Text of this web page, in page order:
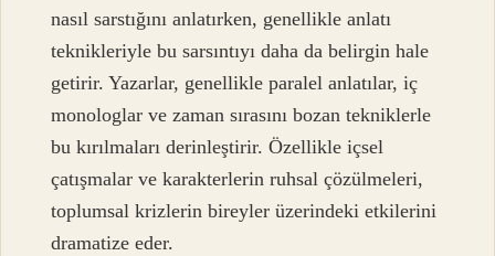
nasıl sarstığını anlatırken, genellikle anlatı
teknikleriyle bu sarsıntıyı daha da belirgin hale
getirir. Yazarlar, genellikle paralel anlatılar, iç
monologlar ve zaman sırasını bozan tekniklerle
bu kırılmaları derinleştirir. Özellikle içsel
çatışmalar ve karakterlerin ruhsal çözülmeleri,
toplumsal krizlerin bireyler üzerindeki etkilerini
dramatize eder.